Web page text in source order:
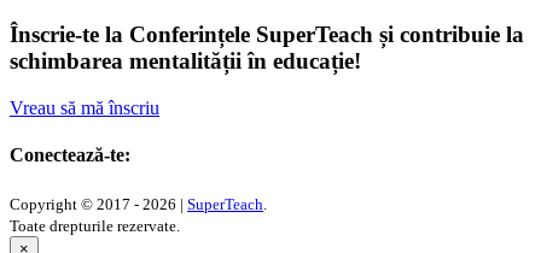
Înscrie-te la Conferințele SuperTeach și contribuie la
schimbarea mentalității în educație!
Vreau să mă înscriu
Conectează-te:
Copyright © 2017 - 2026 | SuperTeach
Toate drepturile rezervate.
×